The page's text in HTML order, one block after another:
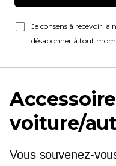
Je consens à recevoir la
désabonner à tout
voiture/
Vous souvenez-